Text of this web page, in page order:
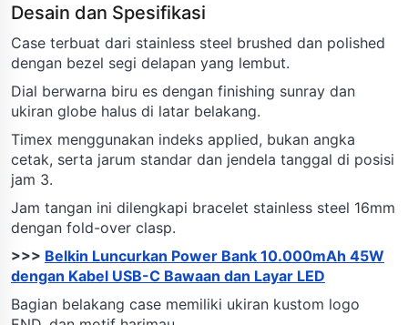
Desain dan Spesifikasi
Case terbuat dari stainless steel brushed dan polished
dengan bezel segi delapan yang lembut.
Dial berwarna biru es dengan finishing sunray dan
ukiran globe halus di latar belakang.
Timex menggunakan indeks applied, bukan angka
cetak, serta jarum standar dan jendela tanggal di posisi
jam 3.
Jam tangan ini dilengkapi bracelet stainless steel 16mm
dengan fold-over clasp.
>>> Belkin Luncurkan Power Bank 10.000mAh 45W
dengan Kabel USB-C Bawaan dan Layar LED
Bagian belakang case memiliki ukiran kustom logo